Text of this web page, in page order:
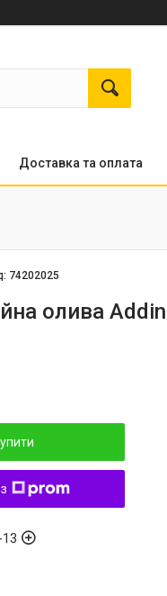
Доставка та оплата
74202025
олива